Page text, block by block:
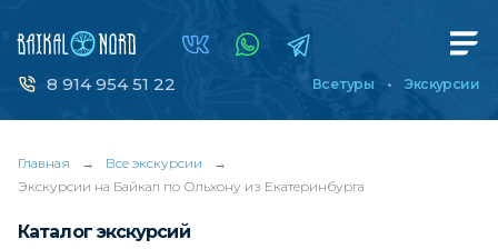
8 914 954 51 22 Все туры Экскурсии
Главная → Все экскурсии
→
Экскурсии на Байкал по Ольхону из Екатеринбурга
Каталог экскурсий